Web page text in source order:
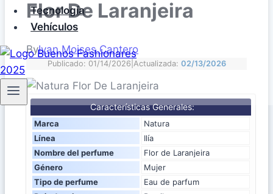
Tecnología
Vehículos
Flor De Laranjeira
ByIvan Moises Cantero
Publicado: 01/14/2026 Actualizada: 02/13/2026
Características Generales:
Marca
Natura
Línea
Ilía
Nombre del perfume
Flor de Laranjeira
Género
Mujer
Tipo de perfume
Eau de parfum